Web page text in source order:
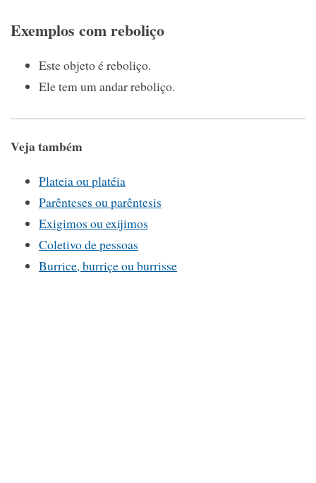
Exemplos com reboliço
Este objeto é reboliço.
Ele tem um andar reboliço.
Veja também
Plateia ou platéia
Parênteses ou parêntesis
Exigimos ou exijimos
Coletivo de pessoas
Burrice, burriçe ou burrisse